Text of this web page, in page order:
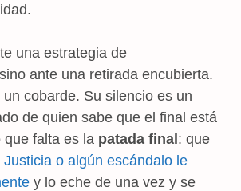
una estrategia de
ante una retirada encubierta.
cobarde. Su silencio es un
de quien sabe que el final está
falta es la patada final: que
Justicia o algún escándalo le
y lo eche de una vez y se